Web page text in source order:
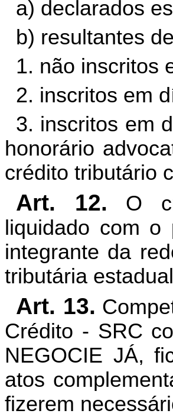
a) declarados
b) resultantes
1. não inscritos
2. inscritos em
3. inscritos em
honorário
crédito tributário
Art. 12. O
liquidado com o
integrante da
tributária
Art. 13.
Crédito - SRC
NEGOCIE JÁ,
atos
fizerem